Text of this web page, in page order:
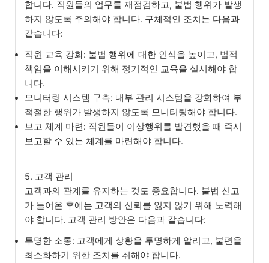
합니다. 직원들의 업무를 재점검하고, 불법 행위가 발생
하지 않도록 주의해야 합니다. 구체적인 조치는 다음과
같습니다:
직원 교육 강화: 불법 행위에 대한 인식을 높이고, 법적
책임을 이해시키기 위해 정기적인 교육을 실시해야 합
니다.
모니터링 시스템 구축: 내부 관리 시스템을 강화하여 부
적절한 행위가 발생하지 않도록 모니터링해야 합니다.
보고 체계 마련: 직원들이 이상행위를 발견했을 때 즉시
보고할 수 있는 체계를 마련해야 합니다.
5. 고객 관리
고객과의 관계를 유지하는 것도 중요합니다. 불법 신고
가 들어온 후에는 고객의 신뢰를 잃지 않기 위해 노력해
야 합니다. 고객 관리 방안은 다음과 같습니다:
투명한 소통: 고객에게 상황을 투명하게 알리고, 불편을
최소화하기 위한 조치를 취해야 합니다.